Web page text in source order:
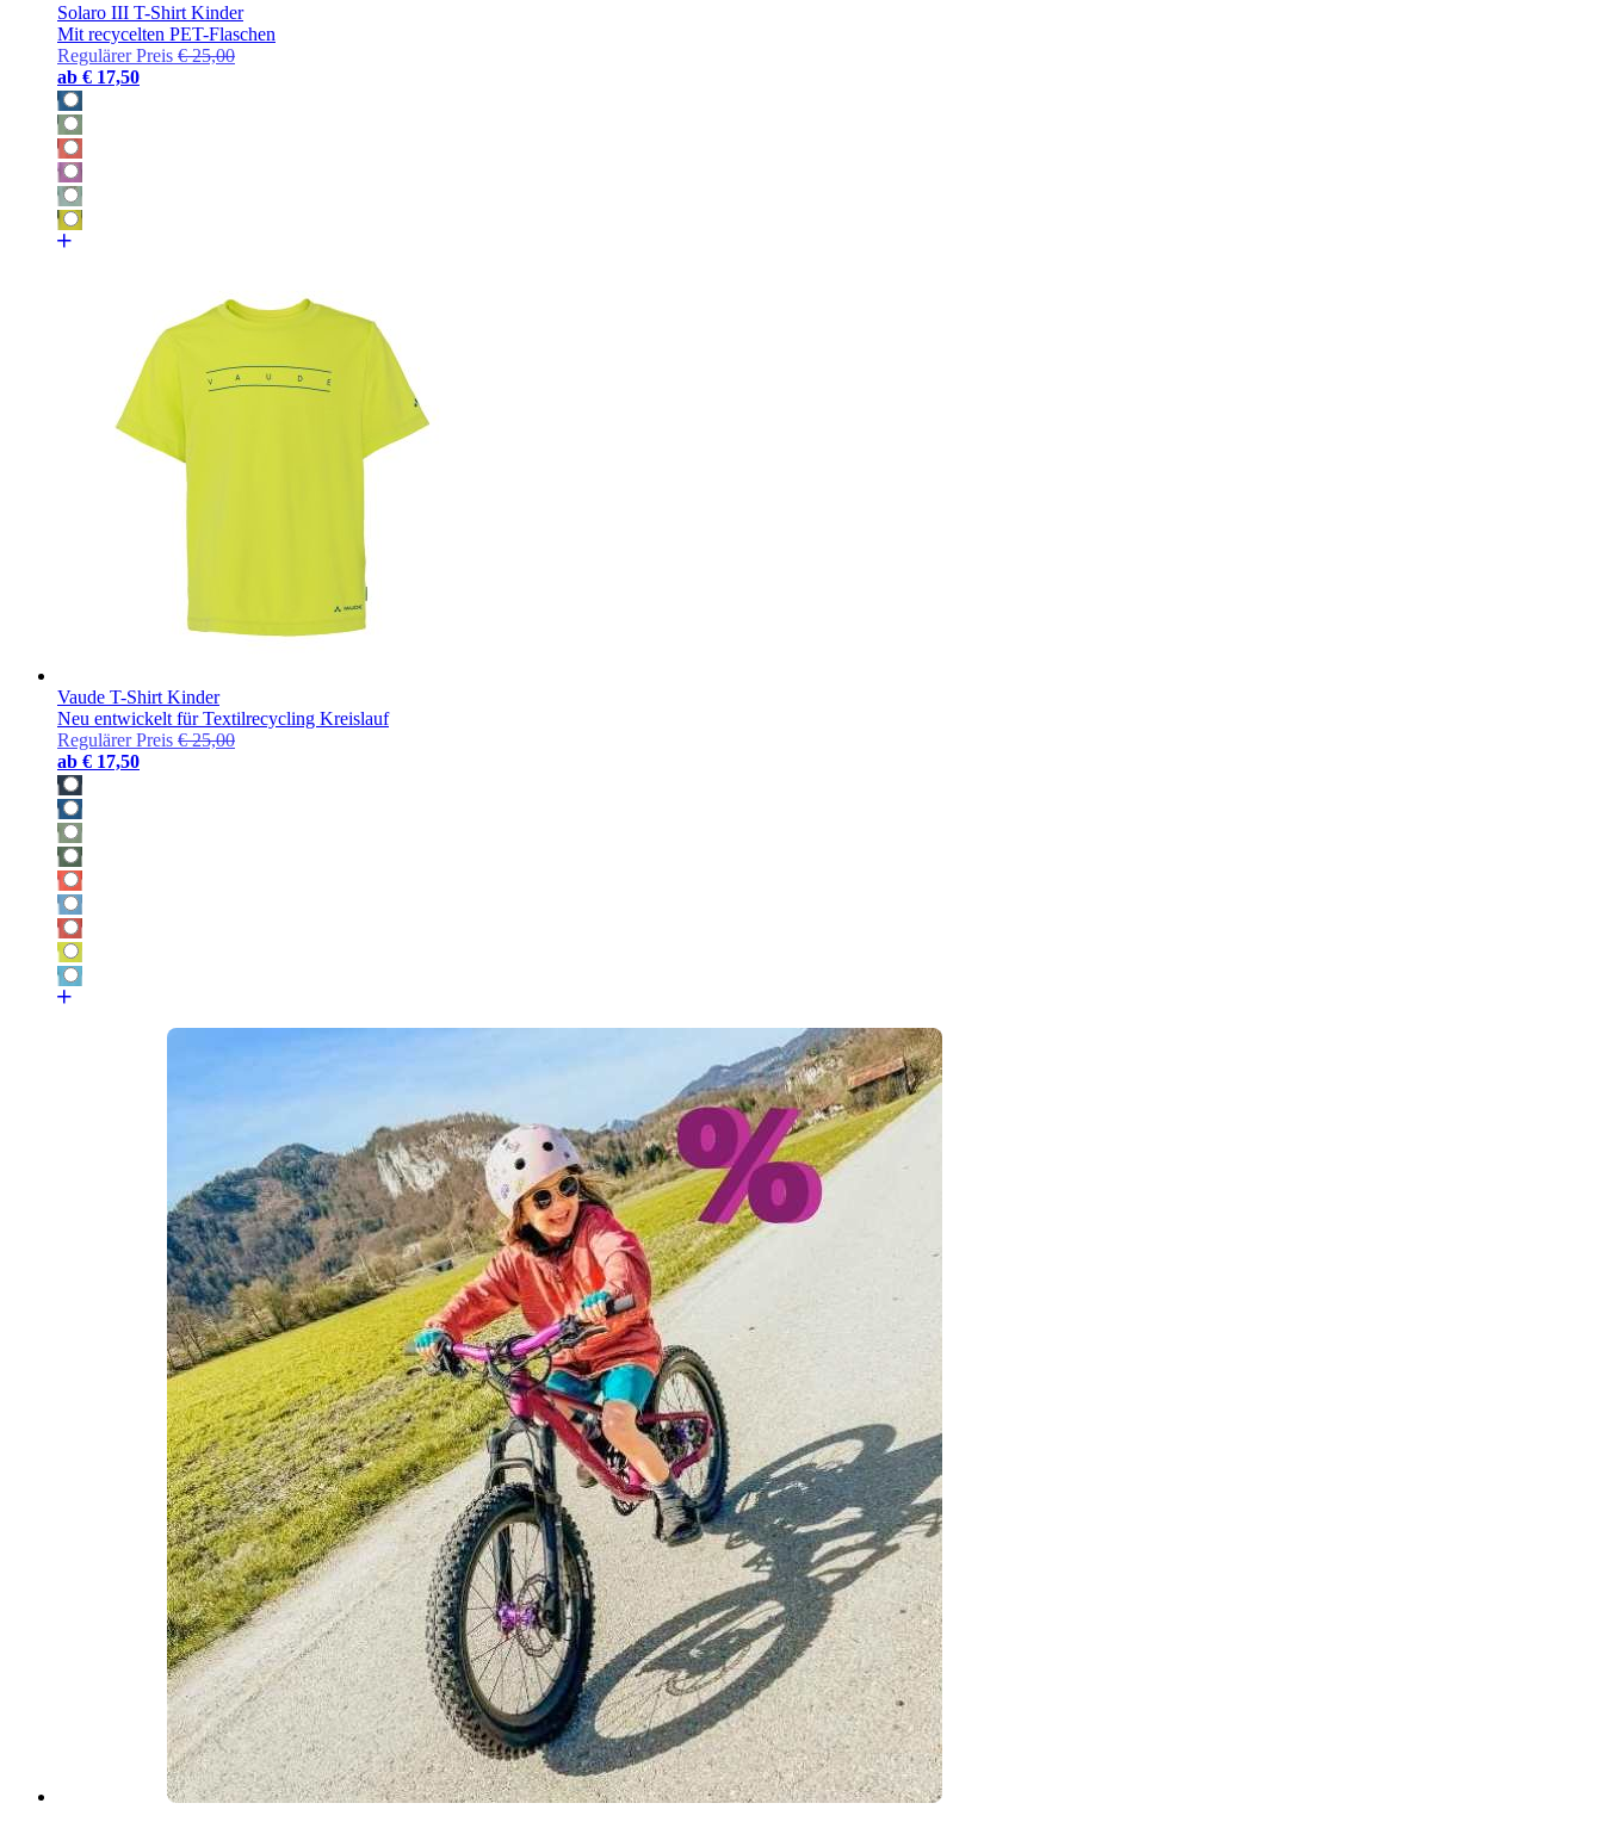
Solaro III T-Shirt Kinder
Mit recycelten PET-Flaschen
Regulärer Preis € 25,00
ab € 17,50
Vaude T-Shirt Kinder
Neu entwickelt für Textilrecycling Kreislauf
Regulärer Preis € 25,00
ab € 17,50